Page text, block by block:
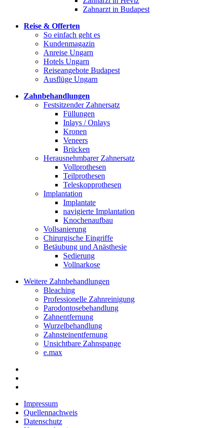
Zahnarzt in Budapest
Reise & Offerten
So einfach geht es
Kundenmagazin
Anreise Ungarn
Hotels Ungarn
Reiseangebote Budapest
Ausflüge Ungarn
Zahnbehandlungen
Festsitzender Zahnersatz
Füllungen
Inlays / Onlays
Kronen
Veneers
Brücken
Herausnehmbarer Zahnersatz
Vollprothesen
Teilprothesen
Teleskopprothesen
Implantation
Implantate
navigierte Implantation
Knochenaufbau
Vollsanierung
Chirurgische Eingriffe
Betäubung und Anästhesie
Sedierung
Vollnarkose
Weitere Zahnbehandlungen
Bleaching
Professionelle Zahnreinigung
Parodontosebehandlung
Zahnentfernung
Wurzelbehandlung
Zahnsteinentfernung
Unsichtbare Zahnspange
e.max
Impressum
Quellennachweis
Datenschutz